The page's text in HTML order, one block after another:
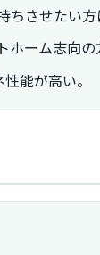
させたい方
ーム志向の
能が高い。